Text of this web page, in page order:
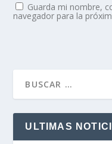
Guarda mi nombre,
navegador para la
ULTIMAS